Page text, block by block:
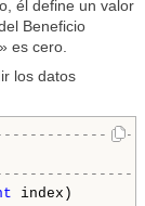
él define un valor
Beneficio
es cero.
los datos
index)